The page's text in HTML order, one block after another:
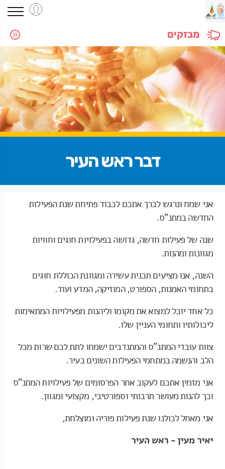
מבזקים
דבר ראש העיר
אני שמח ונרגש לברך אתכם לכבוד פתיחת שנת הפעילות
החדשה במתנ"ס.
שנה של פעילות חדשה, גדושה בפעילויות חוגים וחוויות
מגוונות ומהנות.
השנה, אנו מציעים תכנית עשירה ומגוונת הכוללת חוגים
בתחומי האמנות, הספורט, המוזיקה, המדע ועוד.
כל אחד יוכל למצוא את מקומו וליהנות מפעילויות המתאימות
ליכולותיו ותחומי העניין שלו.
צוות עובדי המתנ"ס והמתנדבים ישמחו לתת לכם שרות מכל
הלב והנשמה במתחמי הפעילות השונים בעיר.
אני מזמין אתכם לעקוב אחר הפרסומים של פעילויות המתנ"ס
וכך להנות מעושר תרבותי וספורטיבי, מקצועי ומגוון.
אני מאחל לכולנו שנת פעילות פוריה ומוצלחת,
יאיר מעין - ראש העיר
Next